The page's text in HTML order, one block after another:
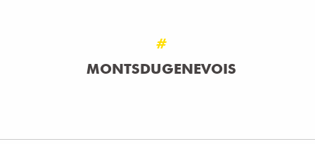
#
MONTSDUGENEVOIS